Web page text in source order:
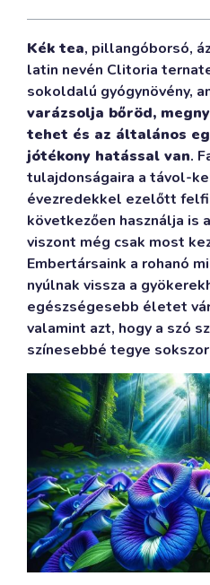
Kék tea, pillangóborsó,
latin nevén Clitoria
sokoldalú gyógynövény,
varázsolja bőröd,
tehet és az általános
jótékony hatással van.
tulajdonságaira a távol-
évezredekkel ezelőtt
következően használja is
viszont még csak most
Embertársaink a rohanó
nyúlnak vissza a
egészségesebb életet
valamint azt, hogy a szó
színesebbé tegye